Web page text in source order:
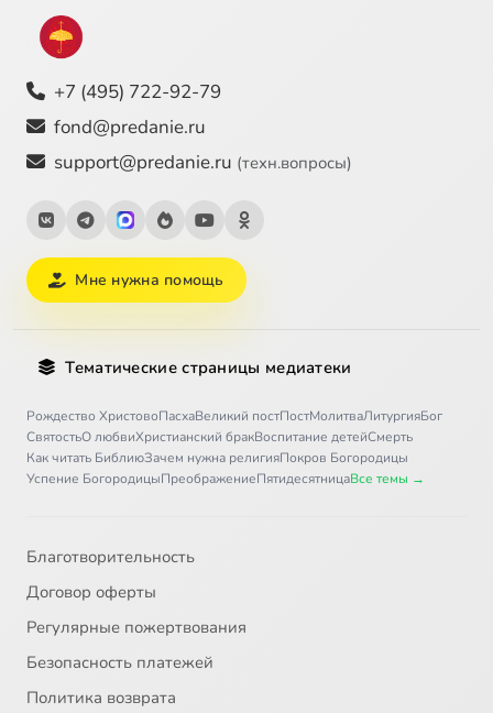
+7 (495) 722-92-79
fond@predanie.ru
support@predanie.ru (техн.вопросы)
Мне нужна помощь
Тематические страницы медиатеки
Рождество ХристовоПасхаВеликий постПостМолитваЛитургияБог
СвятостьО любвиХристианский бракВоспитание детейСмерть
Как читать БиблиюЗачем нужна религияПокров Богородицы
Успение БогородицыПреображениеПятидесятницаВсе темы →
Благотворительность
Договор оферты
Регулярные пожертвования
Безопасность платежей
Политика возврата